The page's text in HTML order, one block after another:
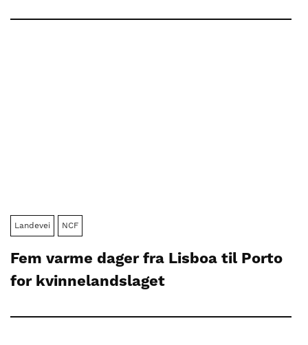
Landevei NCF
Fem varme dager fra Lisboa til Porto
for kvinnelandslaget